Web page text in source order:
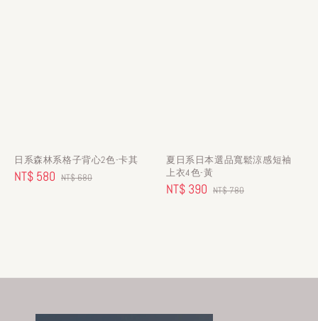
日系森林系格子背心2色-卡其
Sale
NT$ 580 Regular
NT$ 680
夏日系日本選品寬鬆涼感短袖
上衣4色-黃
Sale
NT$ 390 Regular
NT$ 780